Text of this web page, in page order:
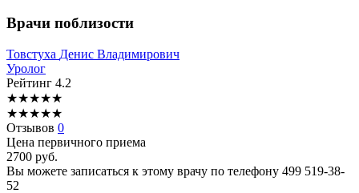
Врачи поблизости
Товстуха Денис Владимирович
Уролог
Рейтинг 4.2
★★★★★
★★★★★
Отзывов 0
Цена первичного приема
2700 руб.
Вы можете записаться к этому врачу по телефону 499 519-38-
52